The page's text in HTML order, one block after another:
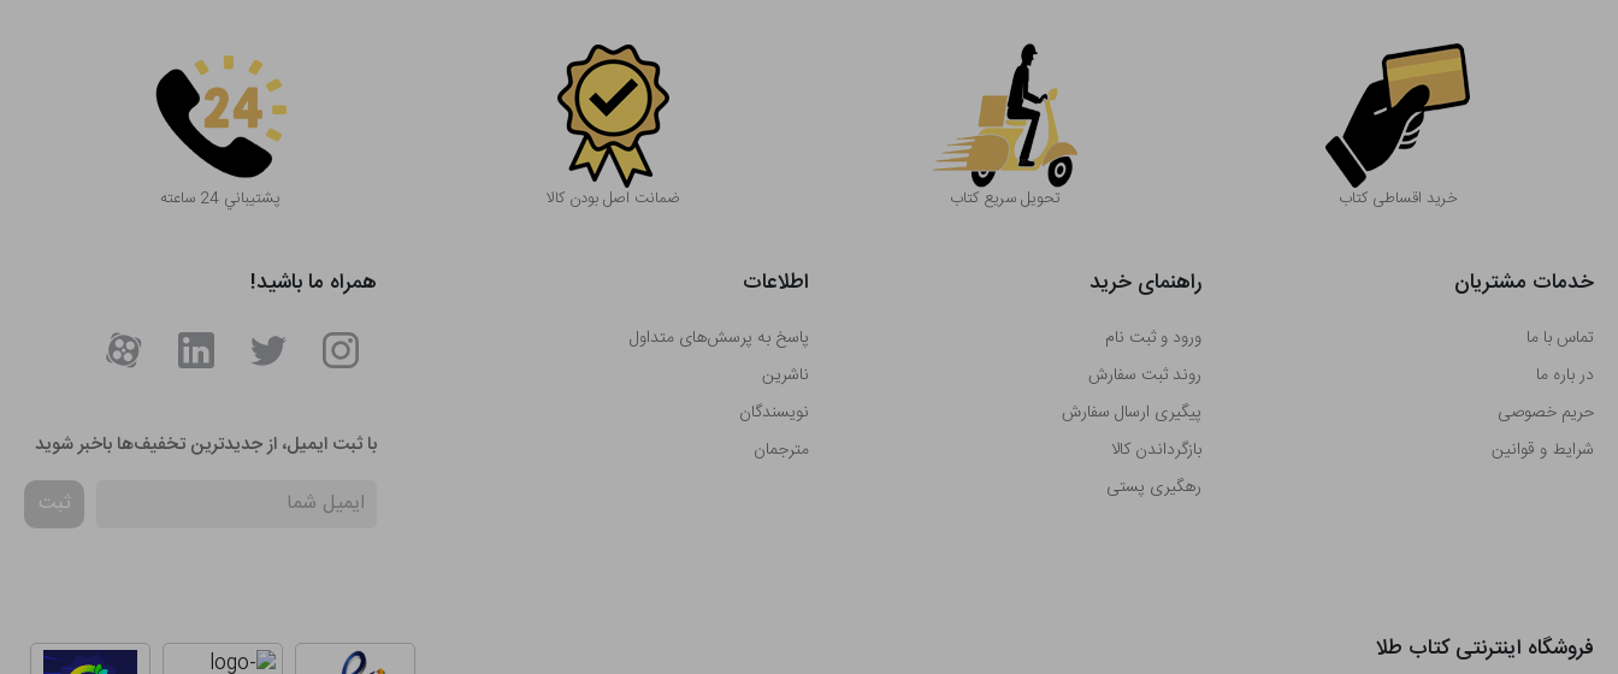
خرید اقساطی کتاب تحویل سریع کتاب ضمانت اصل بودن کالا پشتيباني 24 ساعته
خدمات مشتریان
تماس با ما
در باره ما
حریم خصوصی
شرایط و قوانین
راهنمای خرید
ورود و ثبت نام
روند ثبت سفارش
پیگیری ارسال سفارش
بازگرداندن کالا
رهگیری پستی
اطلاعات
پاسخ به پرسش‌های متداول
ناشرین
نویسندگان
مترجمان
همراه ما باشید!
با ثبت ایمیل، از جدید‌ترین تخفیف‌ها با‌خبر شوید
ثبت
فروشگاه اینترنتی کتاب طلا